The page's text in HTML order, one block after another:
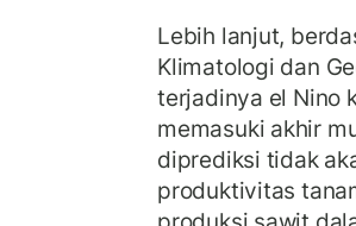
Lebih lanjut,
Klimatologi dan
terjadinya el Nino
memasuki akhir
diprediksi tidak
produktivitas